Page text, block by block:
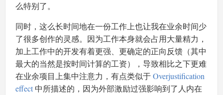
么特别了。
同时，这么长时间地在一份工作上也让我在业余时间少
了很多创作的灵感。因为工作本身就会占用大量精力，
加上工作中的开发有着更强、更确定的正向反馈（其中
最大的当然是按时间计算的工资），导致相比之下更难
在业余项目上集中注意力，有点类似于Overjustification
effect 中所描述的，因为外部激励过强影响到了人内在